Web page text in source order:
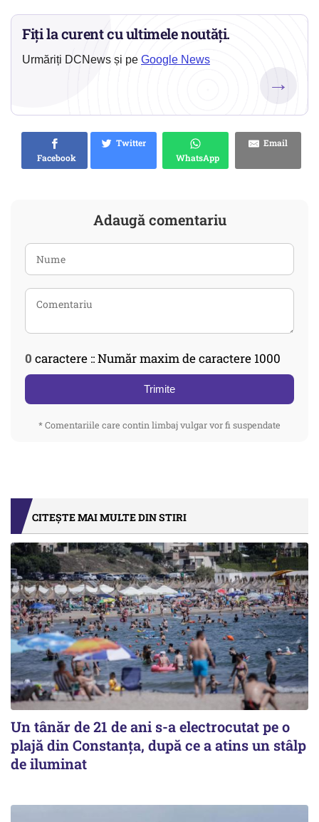
Fiți la curent cu ultimele noutăți.
Urmăriți DCNews și pe Google News
→
Facebook
Twitter
WhatsApp
Email
Adaugă comentariu
0 caractere :: Număr maxim de caractere 1000
Trimite
* Comentariile care contin limbaj vulgar vor fi suspendate
CITEȘTE MAI MULTE DIN STIRI
Un tânăr de 21 de ani s-a electrocutat pe o
plajă din Constanța, după ce a atins un stâlp
de iluminat